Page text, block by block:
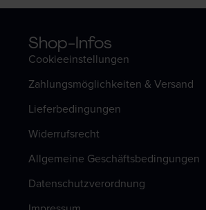
Shop-Infos
Cookieeinstellungen
Zahlungsmöglichkeiten & Versand
Lieferbedingungen
Widerrufsrecht
Allgemeine Geschäftsbedingungen
Datenschutzverordnung